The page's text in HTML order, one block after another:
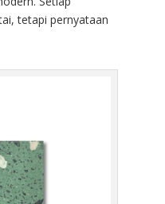
tetapi pernyataan